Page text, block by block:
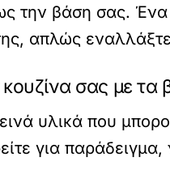
την βάση σας.
απλώς
κουζίνα σας με τα
υλικά που
για